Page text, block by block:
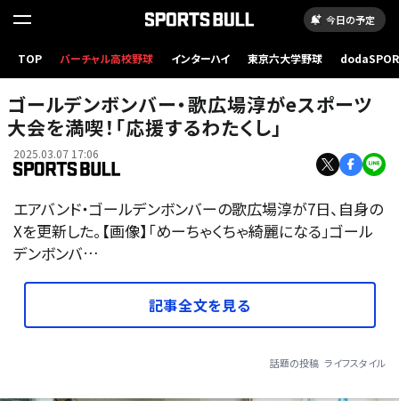
今日の予定
TOP バーチャル高校野球 インターハイ 東京六大学野球
ゴールデンボンバー・歌広場淳がeスポーツ
大会を満喫！「応援するわたくし」
2025.03.07 17:06
エアバンド・ゴールデンボンバーの歌広場淳が7日、自身の
Xを更新した。【画像】「めーちゃくちゃ綺麗になる」ゴール
デンボンバ…
記事全文を見る
話題の投稿 ライフスタイル